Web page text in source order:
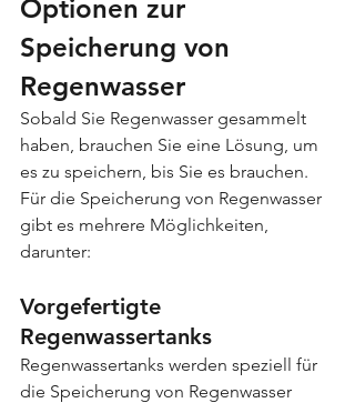
Optionen zur
Speicherung von
Regenwasser
Sobald Sie Regenwasser gesammelt
haben, brauchen Sie eine Lösung, um
es zu speichern, bis Sie es brauchen.
Für die Speicherung von Regenwasser
gibt es mehrere Möglichkeiten,
darunter:
Vorgefertigte
Regenwassertanks
Regenwassertanks werden speziell für
die Speicherung von Regenwasser